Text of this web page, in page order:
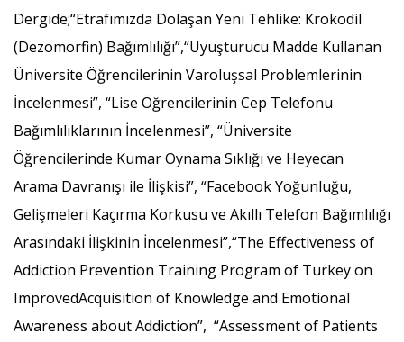
Dergide;“Etrafımızda Dolaşan Yeni Tehlike: Krokodil
(Dezomorfin) Bağımlılığı”,“Uyuşturucu Madde Kullanan
Üniversite Öğrencilerinin Varoluşsal Problemlerinin
İncelenmesi”, “Lise Öğrencilerinin Cep Telefonu
Bağımlılıklarının İncelenmesi”, “Üniversite
Öğrencilerinde Kumar Oynama Sıklığı ve Heyecan
Arama Davranışı ile İlişkisi”, “Facebook Yoğunluğu,
Gelişmeleri Kaçırma Korkusu ve Akıllı Telefon Bağımlılığı
Arasındaki İlişkinin İncelenmesi”,“The Effectiveness of
Addiction Prevention Training Program of Turkey on
ImprovedAcquisition of Knowledge and Emotional
Awareness about Addiction”, “Assessment of Patients